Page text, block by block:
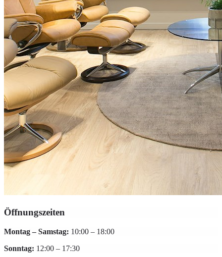
Öffnungszeiten
Montag – Samstag: 10:00 – 18:00
Sonntag: 12:00 – 17:30